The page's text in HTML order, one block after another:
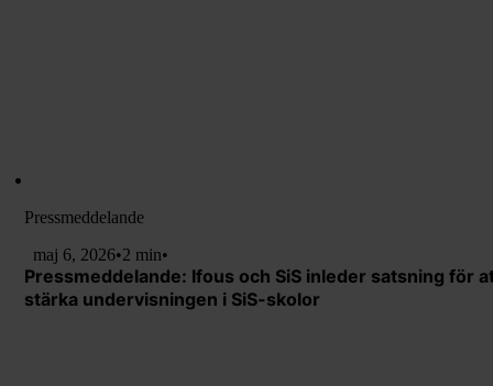
Pressmeddelande
maj 6, 2026•2 min•
Pressmeddelande: Ifous och SiS inleder satsning för
stärka undervisningen i SiS-skolor